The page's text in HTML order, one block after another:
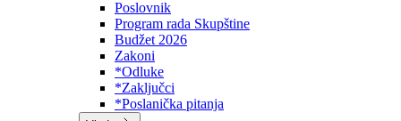
Skupština
Poslovnik
Program rada Skupštine
Budžet 2026
Zakoni